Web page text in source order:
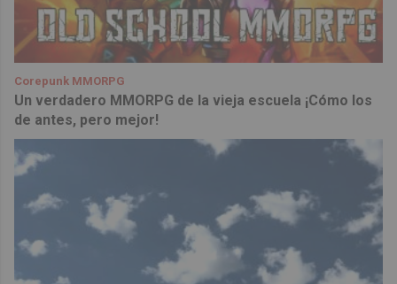
Corepunk MMORPG
Un verdadero MMORPG de la vieja escuela ¡Cómo los
de antes, pero mejor!